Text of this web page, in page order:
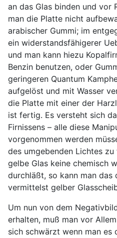
an das Glas binden und vor
man die Platte nicht
arabischer Gummi; im
ein widerstandsfähigerer
und man kann hiezu
Benzin benutzen, oder
geringeren Quantum
aufgelöst und mit Wasser
die Platte mit einer der
ist fertig. Es versteht sich
Firnissens – alle diese
vorgenommen werden
des umgebenden Lichtes
gelbe Glas keine chemisch
durchläßt, so kann man das
vermittelst gelber
Um nun von dem
erhalten, muß man vor
sich schwärzt wenn man es